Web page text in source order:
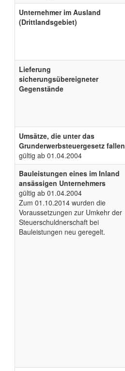
Unternehmer im Ausland
(Drittlandsgebiet)
Lieferung
sicherungsübereigneter
Gegenstände
Umsätze, die unter das
Grunderwerbsteuergesetz fallen
gültig ab 01.04.2004
Bauleistungen eines im Inland
ansässigen Unternehmers
gültig ab 01.04.2004
Zum 01.10.2014 wurden die
Voraussetzungen zur Umkehr der
Steuerschuldnerschaft bei
Bauleistungen neu geregelt.